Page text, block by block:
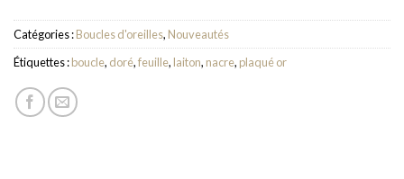
Catégories :Boucles d'oreilles, Nouveautés
Étiquettes :boucle, doré,feuille, laiton, nacre, plaqué or